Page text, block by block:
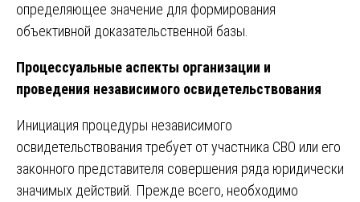
определяющее значение для формирования
объективной доказательственной базы.
Процессуальные аспекты организации и
проведения независимого освидетельствования
Инициация процедуры независимого
освидетельствования требует от участника СВО или его
законного представителя совершения ряда юридически
значимых действий. Прежде всего, необходимо